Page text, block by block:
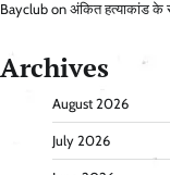
Bayclub on अंकित हत्याकांड के
Archives
August 2026
July 2026